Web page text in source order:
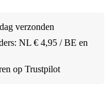
verzonden
NL € 4,95 / BE en
op Trustpilot